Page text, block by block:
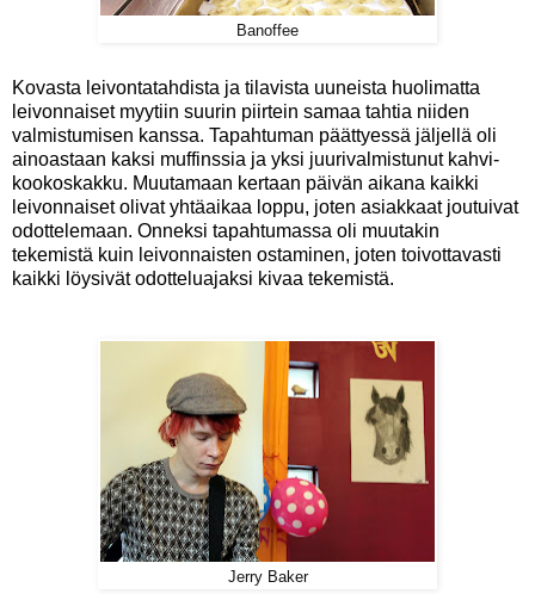
Banoffee
Kovasta leivontatahdista ja tilavista uuneista huolimatta
leivonnaiset myytiin suurin piirtein samaa tahtia niiden
valmistumisen kanssa. Tapahtuman päättyessä jäljellä oli
ainoastaan kaksi muffinssia ja yksi juurivalmistunut kahvi-
kookoskakku. Muutamaan kertaan päivän aikana kaikki
leivonnaiset olivat yhtäaikaa loppu, joten asiakkaat joutuivat
odottelemaan. Onneksi tapahtumassa oli muutakin
tekemistä kuin leivonnaisten ostaminen, joten toivottavasti
kaikki löysivät odotteluajaksi kivaa tekemistä.
Jerry Baker